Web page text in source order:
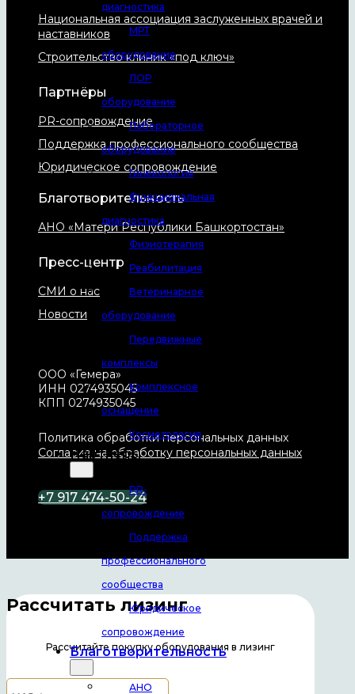
диагностика
МРТ
оборудование
ЛОР
оборудование
Лабораторное
оборудование
Гинекология
Функциональная
диагностика
Физиотерапия
Реабилитация
Ветеринарное
оборудование
Передвижные
комплексы
Комплексное
оснащение
Косметология
Партнёры
PR-
сопровождение
Поддержка
профессионального
сообщества
Юридическое
сопровождение
Благотворительность
АНО
Национальная ассоциация заслуженных врачей и
наставников
Строительство клиник «под ключ»
Партнёры
PR-сопровождение
Поддержка профессионального сообщества
Юридическое сопровождение
Благотворительность
АНО «Матери Республики Башкортостан»
Пресс-центр
СМИ о нас
Новости
ООО «Гемера»
ИНН 0274935045
КПП 0274935045
Политика обработки персональных данных
Согласие на обработку персональных данных
+7 917 474-50-24
Рассчитать лизинг
Рассчитайте покупку оборудования в лизинг